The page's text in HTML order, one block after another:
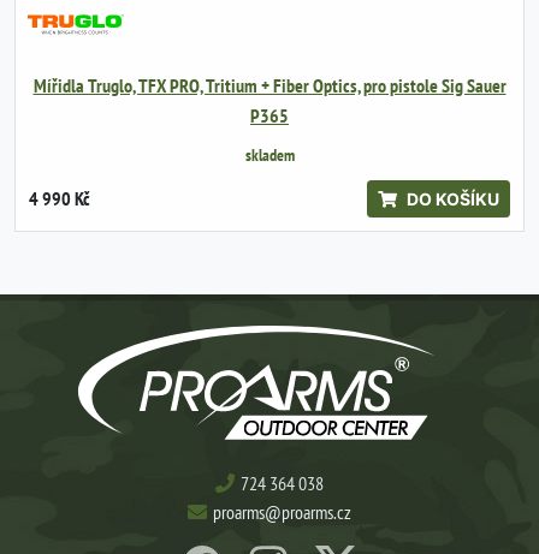
Mířidla Truglo, TFX PRO, Tritium + Fiber Optics, pro pistole Sig Sauer
P365
skladem
4 990 Kč DO KOŠÍKU
724 364 038
proarms@proarms.cz